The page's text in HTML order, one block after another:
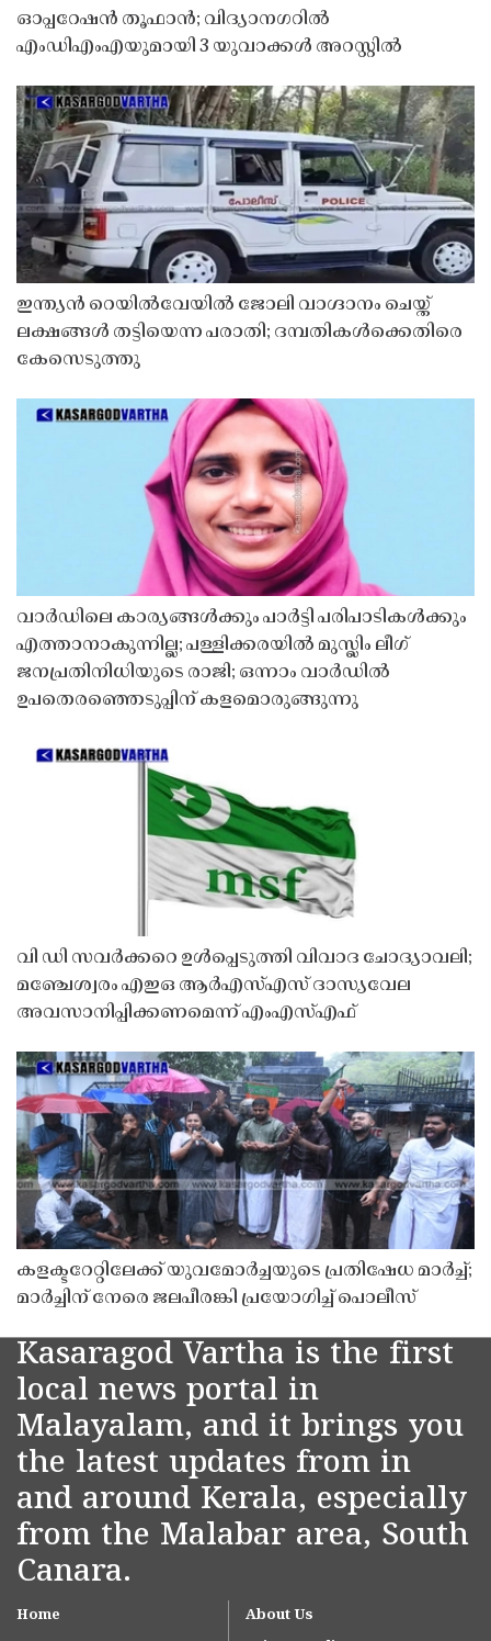
ഓപ്പറേഷൻ തൂഫാൻ; വിദ്യാനഗറിൽ
എംഡിഎംഎയുമായി 3 യുവാക്കൾ അറസ്റ്റിൽ
ഇന്ത്യൻ റെയിൽവേയിൽ ജോലി വാഗ്ദാനം ചെയ്ത്
ലക്ഷങ്ങൾ തട്ടിയെന്ന പരാതി; ദമ്പതികൾക്കെതിരെ
കേസെടുത്തു
വാർഡിലെ കാര്യങ്ങൾക്കും പാർട്ടി പരിപാടികൾക്കും
എത്താനാകുന്നില്ല; പള്ളിക്കരയിൽ മുസ്ലിം ലീഗ്
ജനപ്രതിനിധിയുടെ രാജി; ഒന്നാം വാർഡിൽ
ഉപതെരഞ്ഞെടുപ്പിന് കളമൊരുങ്ങുന്നു
വി ഡി സവർക്കറെ ഉൾപ്പെടുത്തി വിവാദ ചോദ്യാവലി;
മഞ്ചേശ്വരം എഇഒ ആർഎസ്എസ് ദാസ്യവേല
അവസാനിപ്പിക്കണമെന്ന് എംഎസ്എഫ്
കളക്ടറേറ്റിലേക്ക് യുവമോർച്ചയുടെ പ്രതിഷേധ മാർച്ച്;
മാർച്ചിന് നേരെ ജലപീരങ്കി പ്രയോഗിച്ച് പൊലീസ്
Kasaragod Vartha is the first
local news portal in
Malayalam, and it brings you
the latest updates from in
and around Kerala, especially
from the Malabar area, South
Canara.
Home
About Us